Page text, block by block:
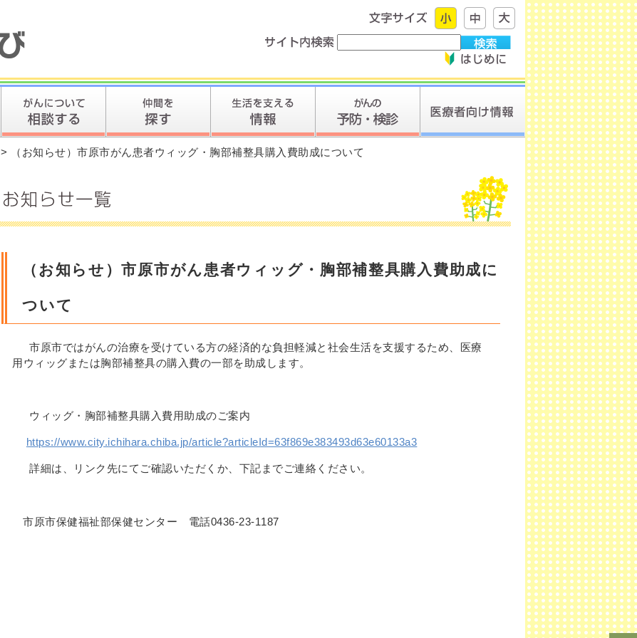
> （お知らせ）市原市がん患者ウィッグ・胸部補整具購入費助成について
（お知らせ）市原市がん患者ウィッグ・胸部補整具購入費助成に
ついて
市原市ではがんの治療を受けている方の経済的な負担軽減と社会生活を支援するため、医療
用ウィッグまたは胸部補整具の購入費の一部を助成します。
ウィッグ・胸部補整具購入費用助成のご案内
https://www.city.ichihara.chiba.jp/article?articleId=63f869e383493d63e60133a3
詳細は、リンク先にてご確認いただくか、下記までご連絡ください。
市原市保健福祉部保健センター 電話0436-23-1187